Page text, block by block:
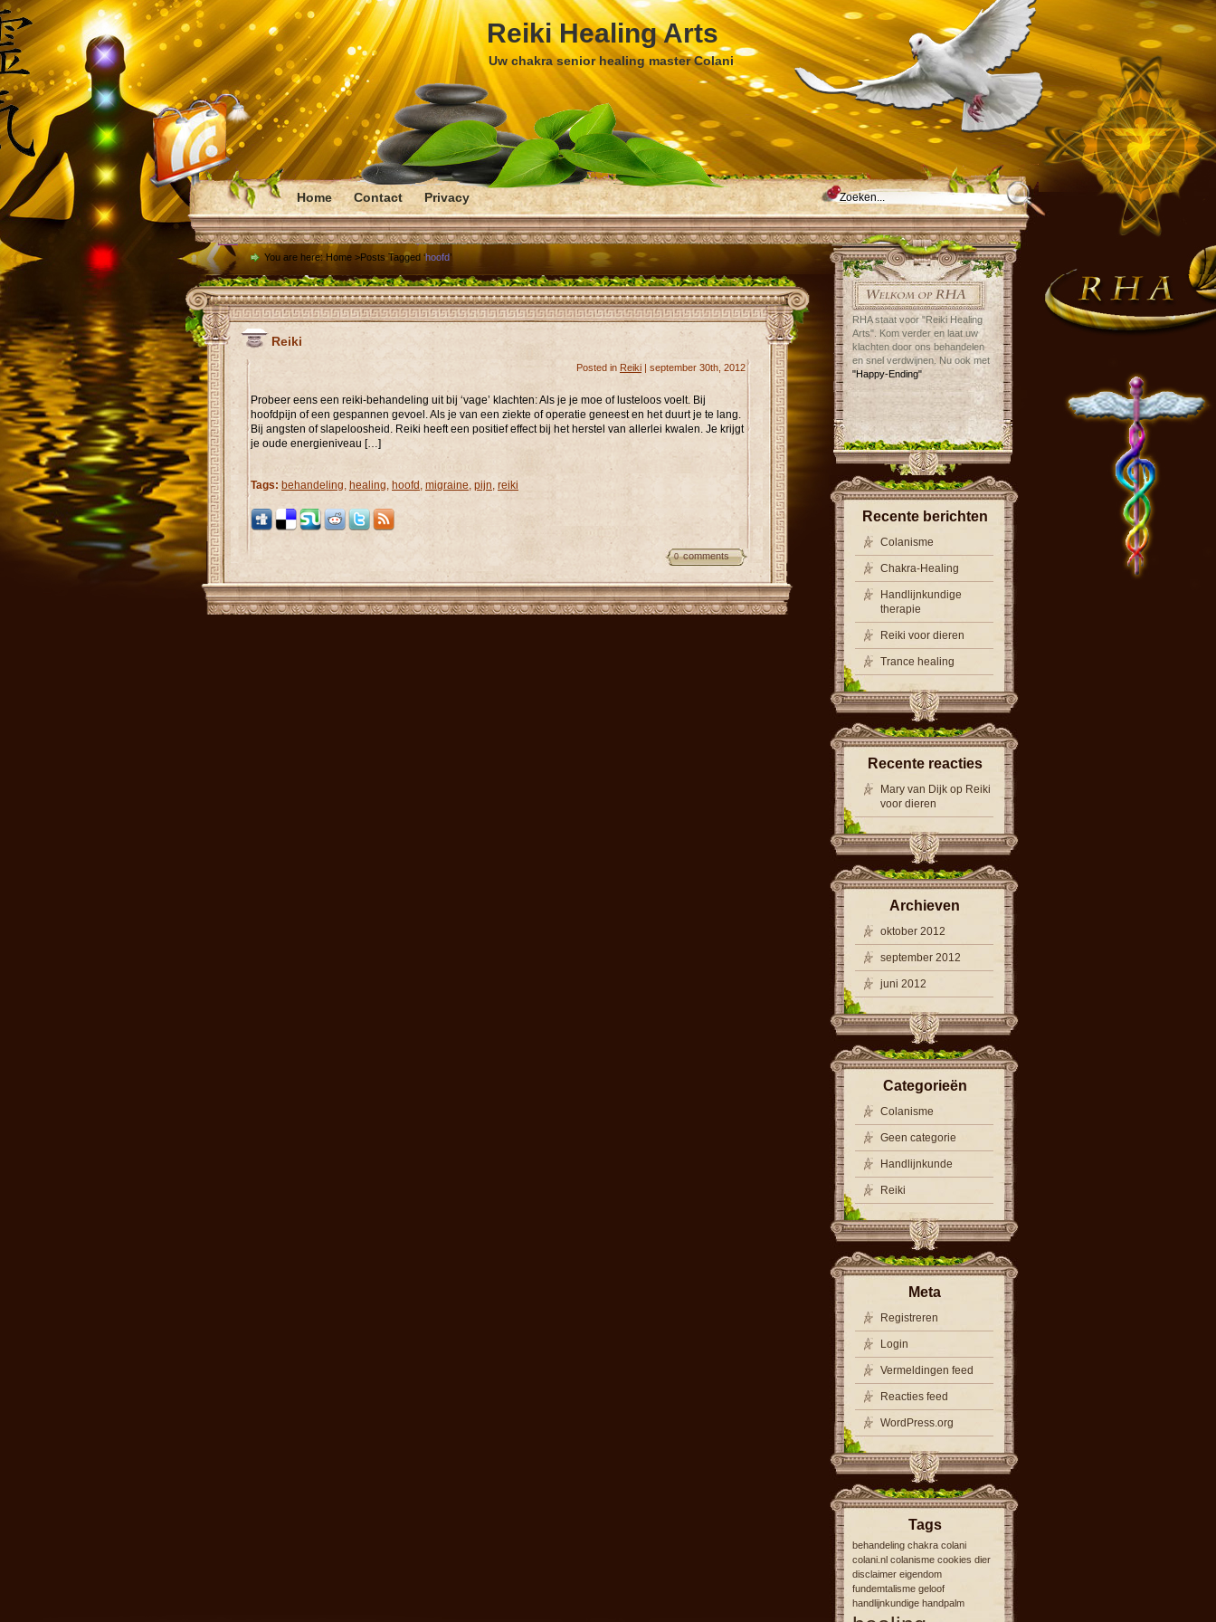
Reiki Healing Arts
Uw chakra senior healing master Colani
Home Contact Privacy
RHA staat voor "Reiki Healing
Arts". Kom verder en laat uw
klachten door ons behandelen
en snel verdwijnen. Nu ook met
"Happy-Ending"
Recente berichten
Colanisme
Chakra-Healing
Handlijnkundige
therapie
Reiki voor dieren
Trance healing
Recente reacties
Mary van Dijk op Reiki
voor dieren
Archieven
oktober 2012
september 2012
juni 2012
Categorieën
Colanisme
Geen categorie
Handlijnkunde
Reiki
Meta
Registreren
Login
Vermeldingen feed
Reacties feed
WordPress.org
Tags
behandeling chakra colani
colani.nl colanisme cookies dier
disclaimer eigendom
fundemtalisme geloof
handlijnkundige handpalm
You are here:Home >Posts Tagged ‘hoofd’
Reiki
Posted in Reiki | september 30th, 2012
Probeer eens een reiki-behandeling uit bij ‘vage’ klachten: Als je je moe of lusteloos voelt. Bij
hoofdpijn of een gespannen gevoel. Als je van een ziekte of operatie geneest en het duurt je te lang.
Bij angsten of slapeloosheid. Reiki heeft een positief effect bij het herstel van allerlei kwalen. Je krijgt
je oude energieniveau […]
Tags: behandeling, healing, hoofd , migraine, pijn, reiki
0 comments